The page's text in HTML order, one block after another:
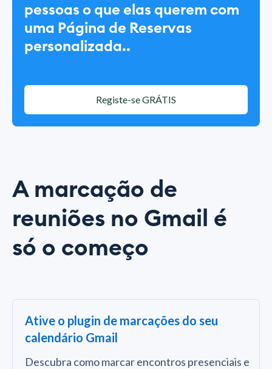
pessoas o que elas querem com
uma Página de Reservas
personalizada..
Registe-se GRÁTIS
A marcação de
reuniões no Gmail é
só o começo
Ative o plugin de marcações do seu
calendário Gmail
Descubra como marcar encontros presenciais e